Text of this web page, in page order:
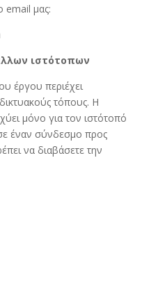
email μας:
ιστότοπων
έργου περιέχει
τόπους. Η
μόνο για τον ιστότοπό
έναν σύνδεσμο προς
να διαβάσετε την